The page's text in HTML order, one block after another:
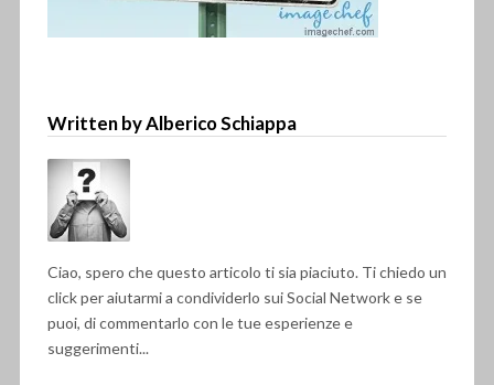
Written by Alberico Schiappa
Ciao, spero che questo articolo ti sia piaciuto. Ti chiedo un
click per aiutarmi a condividerlo sui Social Network e se
puoi, di commentarlo con le tue esperienze e
suggerimenti...